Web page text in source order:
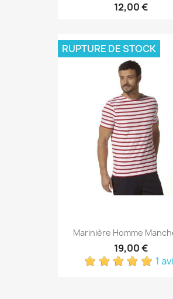
12,00 €
Marinière Homme
19,00 €
1
RUPTURE DE STOCK